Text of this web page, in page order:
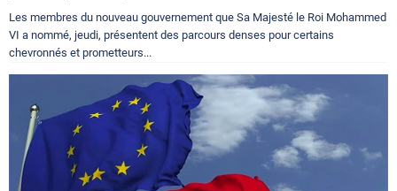
Les membres du nouveau gouvernement que Sa Majesté le Roi Mohammed
VI a nommé, jeudi, présentent des parcours denses pour certains
chevronnés et prometteurs...